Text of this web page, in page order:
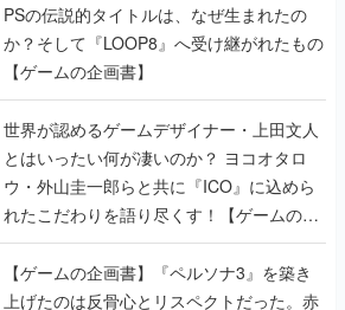
PSの伝説的タイトルは、なぜ生まれたの
か？そして『LOOP8』へ受け継がれたもの
【ゲームの企画書】
世界が認めるゲームデザイナー・上田文人
とはいったい何が凄いのか？ ヨコオタロ
ウ・外山圭一郎らと共に『ICO』に込めら
れたこだわりを語り尽くす！【ゲームの企
画書】
【ゲームの企画書】『ペルソナ3』を築き
上げたのは反骨心とリスペクトだった。赤